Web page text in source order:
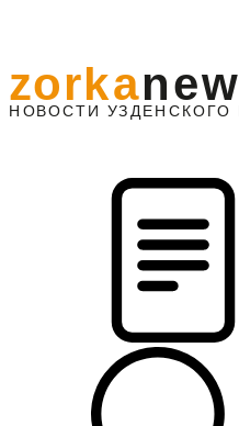
НО ВОСТИ УЗДЕНС КО ГО
zorkanew